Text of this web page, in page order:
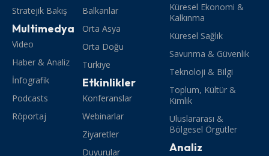
Stratejik Bakış
Multimedya
Video
Haber & Analiz
İnfografik
Podcasts
Röportaj
Balkanlar
Orta Asya
Orta Doğu
Türkiye
Etkinlikler
Konferanslar
Webinarlar
Ziyaretler
Duyurular
Küresel Ekonomi &
Kalkınma
Küresel Sağlık
Savunma & Güvenlik
Teknoloji & Bilgi
Toplum, Kültür &
Kimlik
Uluslararası &
Bölgesel Örgütler
Analiz